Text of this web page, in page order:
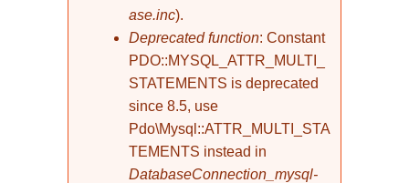
ase.inc).
Deprecated function: Constant
PDO::MYSQL_ATTR_MULTI_
STATEMENTS is deprecated
since 8.5, use
Pdo\Mysql::ATTR_MULTI_STA
TEMENTS instead in
DatabaseConnection_mysql-